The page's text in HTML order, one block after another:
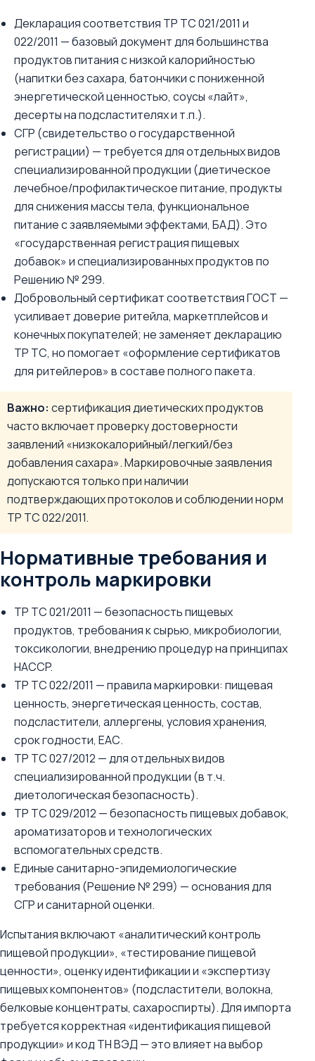
Декларация соответствия ТР ТС 021/2011 и
022/2011 — базовый документ для большинства
продуктов питания с низкой калорийностью
(напитки без сахара, батончики с пониженной
энергетической ценностью, соусы «лайт»,
десерты на подсластителях и т.п.).
СГР (свидетельство о государственной
регистрации) — требуется для отдельных видов
специализированной продукции (диетическое
лечебное/профилактическое питание, продукты
для снижения массы тела, функциональное
питание с заявляемыми эффектами, БАД). Это
«государственная регистрация пищевых
добавок» и специализированных продуктов по
Решению № 299.
Добровольный сертификат соответствия ГОСТ —
усиливает доверие ритейла, маркетплейсов и
конечных покупателей; не заменяет декларацию
ТР ТС, но помогает «оформление сертификатов
для ритейлеров» в составе полного пакета.
Важно: сертификация диетических продуктов
часто включает проверку достоверности
заявлений «низкокалорийный/легкий/без
добавления сахара». Маркировочные заявления
допускаются только при наличии
подтверждающих протоколов и соблюдении норм
ТР ТС 022/2011.
Нормативные требования и
контроль маркировки
ТР ТС 021/2011 — безопасность пищевых
продуктов, требования к сырью, микробиологии,
токсикологии, внедрению процедур на принципах
HACCP.
ТР ТС 022/2011 — правила маркировки: пищевая
ценность, энергетическая ценность, состав,
подсластители, аллергены, условия хранения,
срок годности, ЕАС.
ТР ТС 027/2012 — для отдельных видов
специализированной продукции (в т.ч.
диетологическая безопасность).
ТР ТС 029/2012 — безопасность пищевых добавок,
ароматизаторов и технологических
вспомогательных средств.
Единые санитарно-эпидемиологические
требования (Решение № 299) — основания для
СГР и санитарной оценки.
Испытания включают «аналитический контроль
пищевой продукции», «тестирование пищевой
ценности», оценку идентификации и «экспертизу
пищевых компонентов» (подсластители, волокна,
белковые концентраты, сахароспирты). Для импорта
требуется корректная «идентификация пищевой
продукции» и код ТН ВЭД — это влияет на выбор